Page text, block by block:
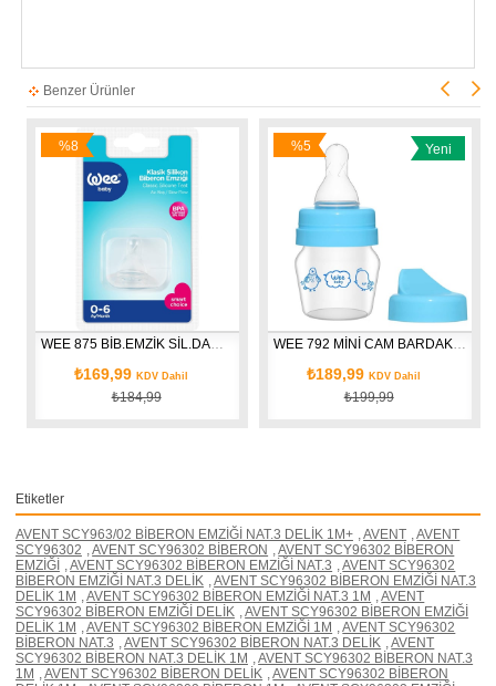
Benzer Ürünler
WEE 875 BİB.EMZİK SİL.DAMAKLI NO:1
₺169,99 KDV Dahil
₺184,99
%8
İndirim
WEE 792 MİNİ CAM BARDAK SETİ ALIŞTIRMA
₺189,99 KDV Dahil
₺199,99
%5
Yeni
Etiketler
AVENT SCY963/02 BİBERON EMZİĞİ NAT.3 DELİK 1M+ ,AVENT ,AVENT
SCY96302 ,AVENT SCY96302 BİBERON ,AVENT SCY96302 BİBERON
EMZİĞİ ,AVENT SCY96302 BİBERON EMZİĞİ NAT.3 ,AVENT SCY96302
BİBERON EMZİĞİ NAT.3 DELİK ,AVENT SCY96302 BİBERON EMZİĞİ NAT.3
DELİK 1M ,AVENT SCY96302 BİBERON EMZİĞİ NAT.3 1M ,AVENT
SCY96302 BİBERON EMZİĞİ DELİK ,AVENT SCY96302 BİBERON EMZİĞİ
DELİK 1M ,AVENT SCY96302 BİBERON EMZİĞİ 1M ,AVENT SCY96302
BİBERON NAT.3 ,AVENT SCY96302 BİBERON NAT.3 DELİK ,AVENT
SCY96302 BİBERON NAT.3 DELİK 1M ,AVENT SCY96302 BİBERON NAT.3
1M ,AVENT SCY96302 BİBERON DELİK ,AVENT SCY96302 BİBERON